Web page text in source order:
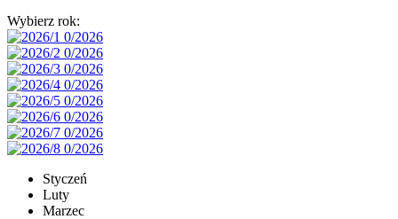
Wybierz rok:
Styczeń
Luty
Marzec